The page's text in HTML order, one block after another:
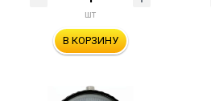
шт
В КОРЗИНУ